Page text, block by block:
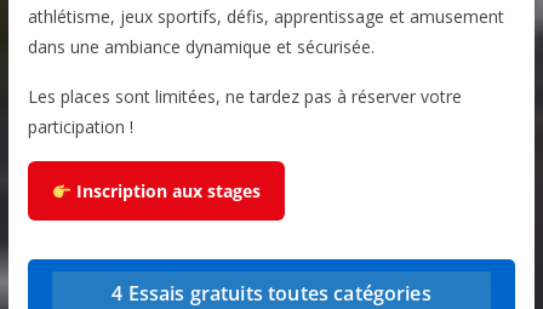
athlétisme, jeux sportifs, défis, apprentissage et amusement
dans une ambiance dynamique et sécurisée.
Les places sont limitées, ne tardez pas à réserver votre
participation !
Inscription aux stages
4 Essais gratuits toutes catégories